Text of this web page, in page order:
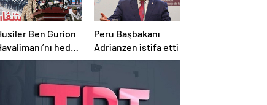
Ben Gurion
hedef
Peru Başbakanı
Adrianzen istifa etti